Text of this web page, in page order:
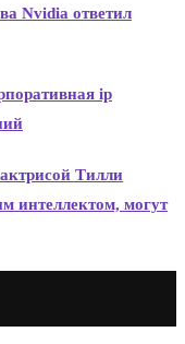
Nvidia ответил
ip
Тилли
интеллектом, могут